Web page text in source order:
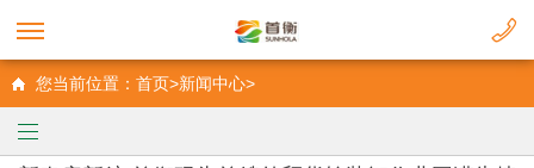
您当前位置：首页>新闻中心>